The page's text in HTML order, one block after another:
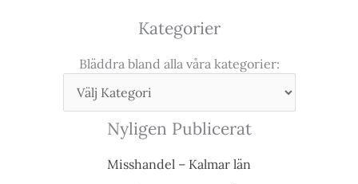
Kategorier
Bläddra bland alla våra kategorier:
Nyligen Publicerat
Misshandel – Kalmar län